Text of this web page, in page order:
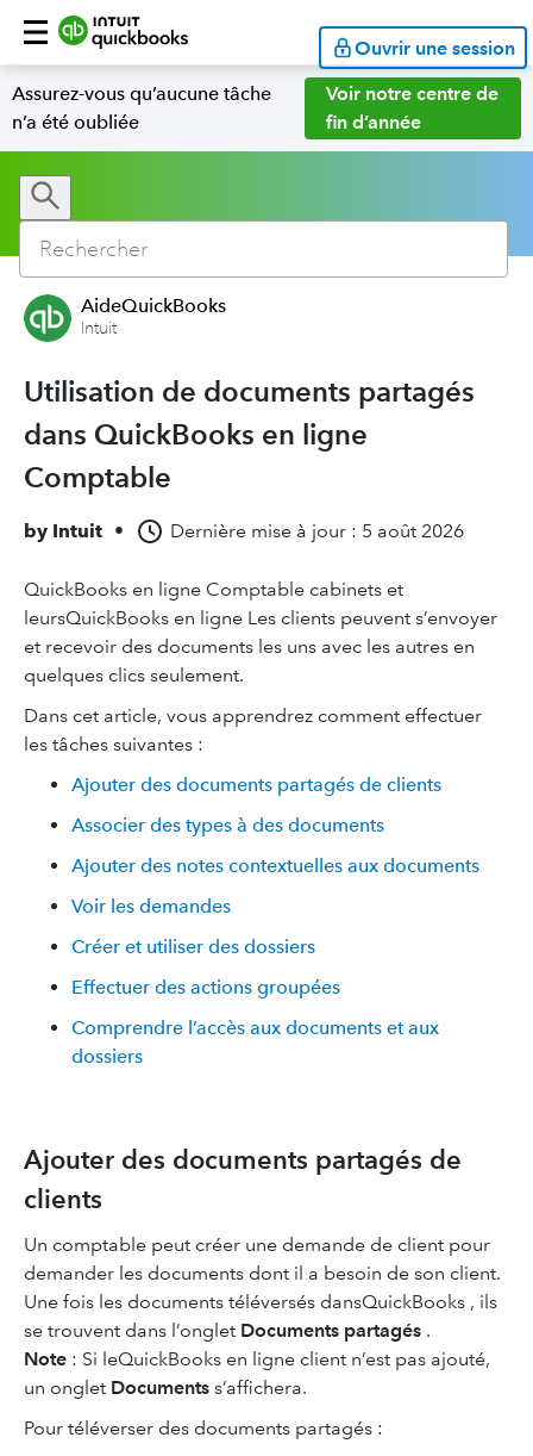
Ouvrir une session
Assurez-vous qu’aucune tâche
n’a été oubliée
Voir notre centre de
fin d’année
AideQuickBooks
Intuit
Utilisation de documents partagés
dans QuickBooks en ligne
Comptable
by Intuit • Dernière mise à jour : 5 août 2026
QuickBooks en ligne Comptable cabinets et
leursQuickBooks en ligne Les clients peuvent s’envoyer
et recevoir des documents les uns avec les autres en
quelques clics seulement.
Dans cet article, vous apprendrez comment effectuer
les tâches suivantes :
Ajouter des documents partagés de clients
Associer des types à des documents
Ajouter des notes contextuelles aux documents
Voir les demandes
Créer et utiliser des dossiers
Effectuer des actions groupées
Comprendre l’accès aux documents et aux
dossiers
Ajouter des documents partagés de
clients
Un comptable peut créer une demande de client pour
demander les documents dont il a besoin de son client.
Une fois les documents téléversés dansQuickBooks , ils
se trouvent dans l’onglet Documents partagés .
Note : Si leQuickBooks en ligne client n’est pas ajouté,
un onglet Documents s’affichera.
Pour téléverser des documents partagés :